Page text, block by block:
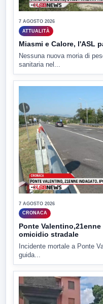
7 AGOSTO 2026
ATTUALITÀ
Miasmi e Calore, l'ASL
Nessuna nuova moria di
sanitaria nel...
7 AGOSTO 2026
CRONACA
Ponte
omicidio stradale
Incidente mortale a Ponte
guida...